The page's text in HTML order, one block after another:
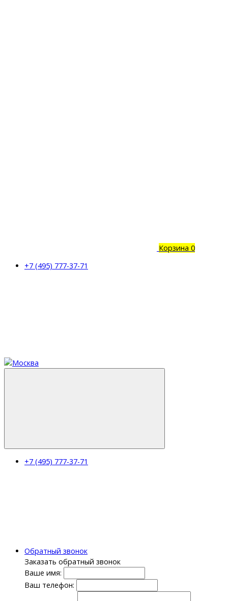
Корзина 0
+7 (495) 777-37-71
+7 (495) 777-37-71
Обратный звонок
Заказать обратный звонок
Ваше имя:
Ваш телефон: